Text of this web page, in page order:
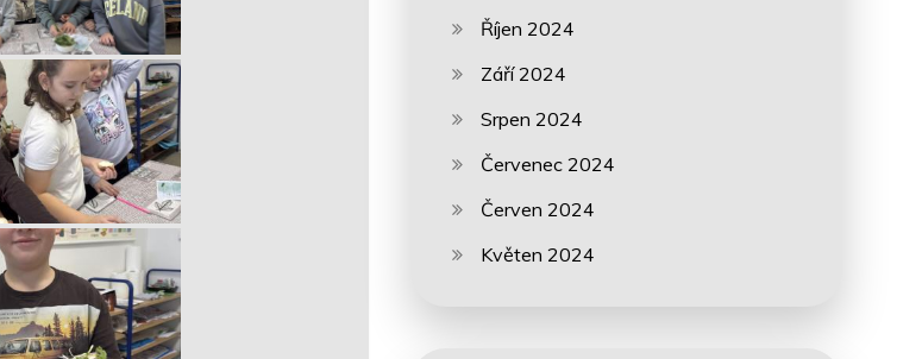
Říjen 2024
Září 2024
Srpen 2024
Červenec 2024
Červen 2024
Květen 2024